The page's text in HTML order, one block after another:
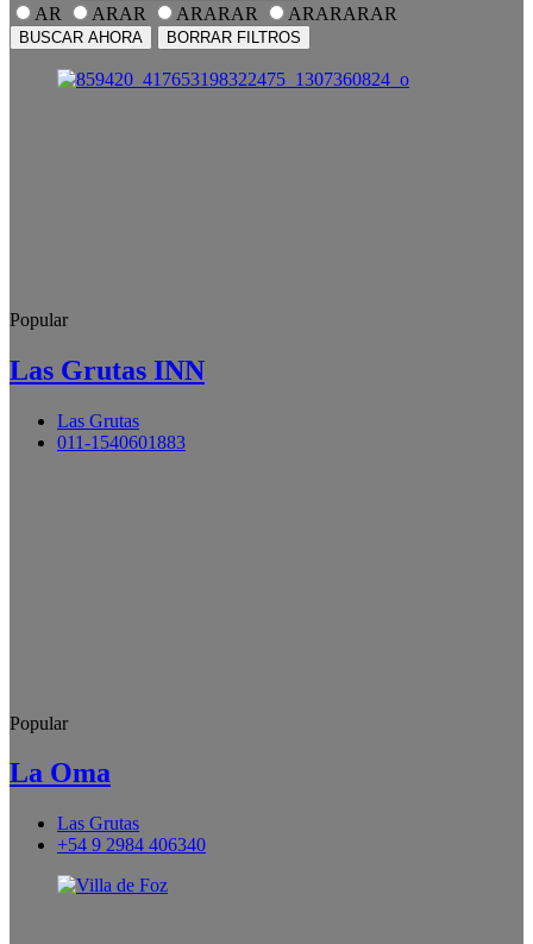
AR
ARAR ARARAR ARARARAR
BUSCAR AHORA BORRAR FILTROS
Popular
Las Grutas INN
Las Grutas
011-1540601883
Popular
La Oma
Las Grutas
+54 9 2984 406340